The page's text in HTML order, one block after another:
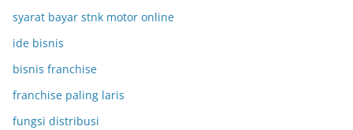
syarat bayar stnk motor online
ide bisnis
bisnis franchise
franchise paling laris
fungsi distribusi